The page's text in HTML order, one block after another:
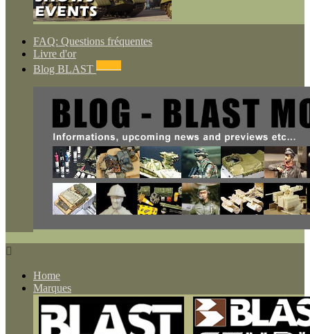
FAQ: Questions fréquentes
Livre d'or
Blog BLAST

Home
Marques